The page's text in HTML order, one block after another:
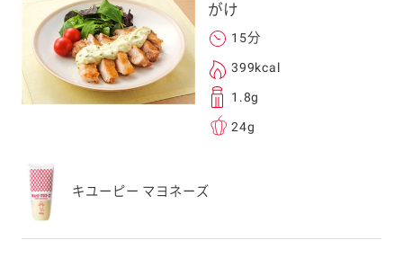
がけ
15分
399kcal
1.8g
24g
キユーピー マヨネーズ